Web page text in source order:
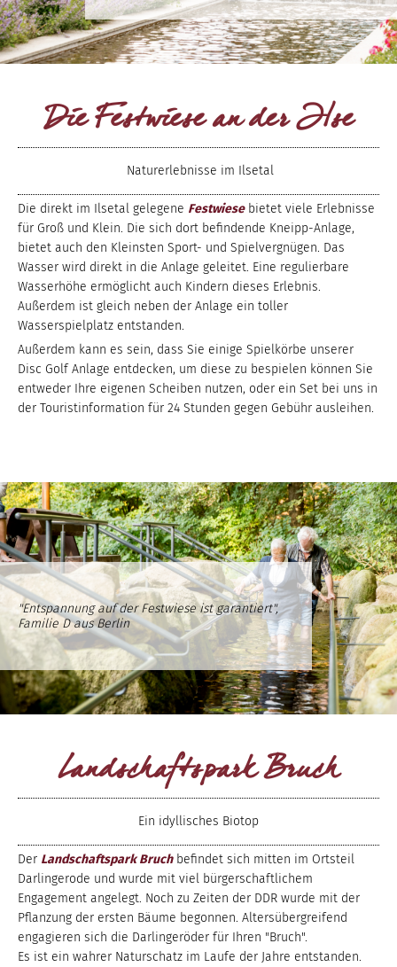
Die Festwiese an der Ilse
Naturerlebnisse im Ilsetal
Die direkt im Ilsetal gelegene Festwiesebietet viele Erlebnisse
für Groß und Klein. Die sich dort befindende Kneipp-Anlage,
bietet auch den Kleinsten Sport- und Spielvergnügen. Das
Wasser wird direkt in die Anlage geleitet. Eine regulierbare
Wasserhöhe ermöglicht auch Kindern dieses Erlebnis.
Außerdem ist gleich neben der Anlage ein toller
Wasserspielplatz entstanden.
Außerdem kann es sein, dass Sie einige Spielkörbe unserer
Disc Golf Anlage entdecken, um diese zu bespielen können Sie
entweder Ihre eigenen Scheiben nutzen, oder ein Set bei uns in
der Touristinformation für 24 Stunden gegen Gebühr ausleihen.
"Entspannung auf der Festwiese ist garantiert",
Familie D aus Berlin
Landschaftspark Bruch
Ein idyllisches Biotop
Der Landschaftspark Bruchbefindet sich mitten im Ortsteil
Darlingerode und wurde mit viel bürgerschaftlichem
Engagement angelegt. Noch zu Zeiten der DDR wurde mit der
Pflanzung der ersten Bäume begonnen. Altersübergreifend
engagieren sich die Darlingeröder für Ihren "Bruch".
Es ist ein wahrer Naturschatz im Laufe der Jahre entstanden.